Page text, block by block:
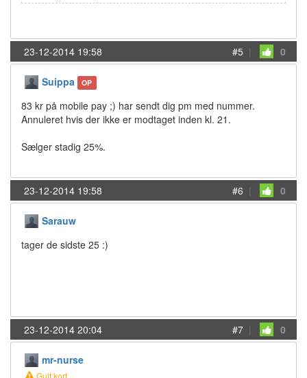
23-12-2014 19:58 #5 | 0
Suippa OP
83 kr på mobile pay ;) har sendt dig pm med nummer.
Annuleret hvis der ikke er modtaget inden kl. 21.
Sælger stadig 25%.
23-12-2014 19:58 #6 | 0
Sarauw
tager de sidste 25 :)
23-12-2014 20:04 #7 | 0
mr-nurse
Gult kort